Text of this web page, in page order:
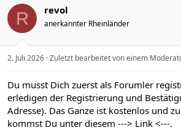
R revol
anerkannter Rheinländer
2. Juli 2026 Zuletzt bearbeitet von einem
Du musst Dich zuerst als Forumler
erledigen der Registrierung und
Adresse). Das Ganze ist kostenlos und
kommst Du unter diesem ---> Link <---.